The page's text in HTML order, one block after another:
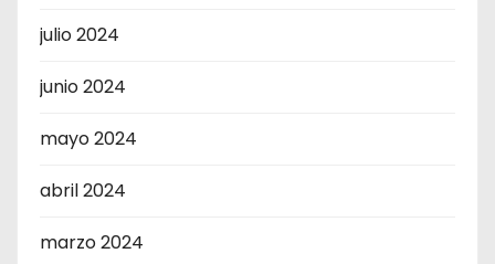
julio 2024
junio 2024
mayo 2024
abril 2024
marzo 2024